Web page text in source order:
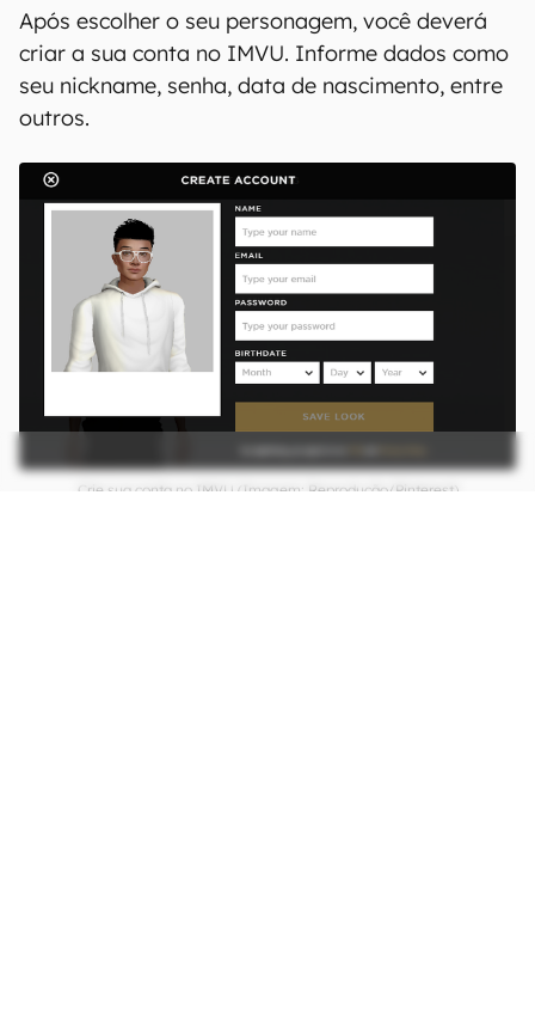
Após escolher o seu personagem, você deverá
criar a sua conta no IMVU. Informe dados como
seu nickname, senha, data de nascimento, entre
outros.
Crie sua conta no IMVU (Imagem: Reprodução/Pinterest)